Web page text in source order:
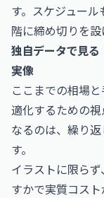
す。スケジュー
階に締め切りを設
独自データで見
実像
ここまでの相場
適化するための
なるのは、繰り
す。
イラストに限ら
すかで実質コス